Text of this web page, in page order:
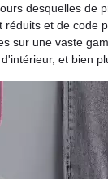
desquelles de
et de code
sur une vaste
et bien